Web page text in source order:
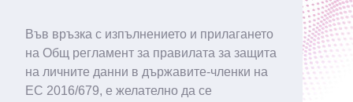
Във връзка с изпълнението и прилагането
на Общ регламент за правилата за защита
на личните данни в държавите-членки на
ЕС 2016/679, е желателно да се